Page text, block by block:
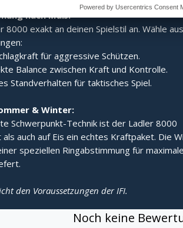
nach Maß:
8000 exakt an deinen Spielstil an. Wähle
für aggressive Schützen.
Balance zwischen Kraft und Kontrolle.
Standverhalten für taktisches Spiel.
& Winter:
Schwerpunkt-Technik ist der Ladler 8000
auch auf Eis ein echtes Kraftpaket. Die
speziellen Ringabstimmung für
den Voraussetzungen der IFI.
Noch keine